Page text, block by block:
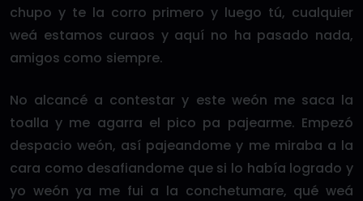
chupo y te la corro primero y luego tú, cualquier
weá estamos curaos y aquí no ha pasado nada,
amigos como siempre.
No alcancé a contestar y este weón me saca la
toalla y me agarra el pico pa pajearme. Empezó
despacio weón, así pajeandome y me miraba a la
cara como desafiandome que si lo había logrado y
yo weón ya me fui a la conchetumare, qué weá